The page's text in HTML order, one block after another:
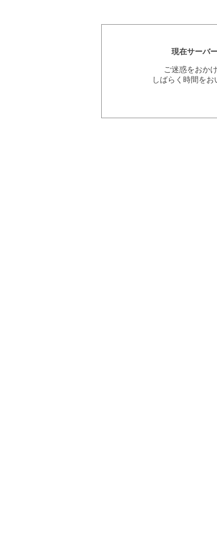
現在サーバ
ご迷惑をおか
しばらく時間を